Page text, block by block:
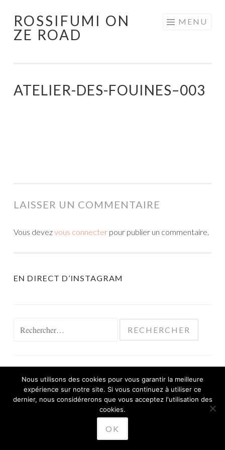
Aller
au
ROSSIFUMI ON
ZE ROAD
MENU
ATELIER-DES-FOUINES–003
LAISSER UN COMMENTAIRE
Vous devezvous connecter pour publier un commentaire.
EN DIRECT D’INSTAGRAM
FIÈREMENT PROPULSÉ PAR WORDPRESS
THÈME SKETCH PARWORDPRESS.COM
Nous utilisons des cookies pour vous garantir la meilleure
expérience sur notre site. Si vous continuez à utiliser ce
dernier, nous considérerons que vous acceptez l'utilisation des
cookies.
OK